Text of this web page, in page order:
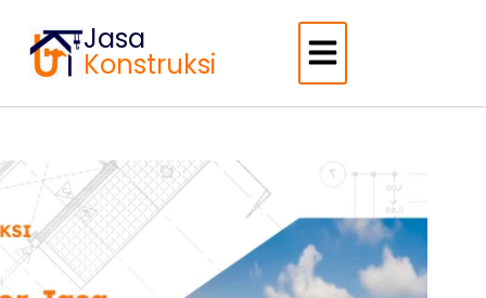
Jasa
Konstruksi